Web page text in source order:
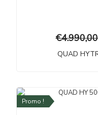
€4.990,00
QUAD
Promo !